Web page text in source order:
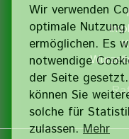
Wir verwenden
optimale
ermöglichen. Es
notwendige
der Seite
können Sie
solche für
zulassen.Mehr